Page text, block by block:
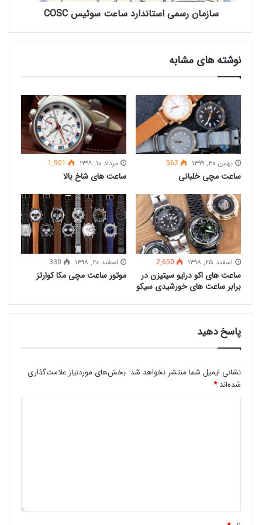
نکته اول: بر دست کردن صحیحساعت
مچی؟
ساعت مچی بسیار بزرگ بر دست نکنید. قاب های
ساعت مچی در سایزهای مختلفی تولید می شوند، قاب
ساعت های مچی مردانه به طور متوسط سایزی بین ۳۴
الی ۵۰ میلی متر دارند، این سایز برای ساعت های مچی
زنانه بین ۱۰ الی ۳۸ میلی متر می باشد. گرچه ممکن
است خانم ها دوست داشته باشند ساعت مچی با سایز
میلی متر بر دست نکنید.
نکته دوم:ساعت مچیرا باید بر کدام
مچی بروی مچ دست چپ پیشنهاد می گردد)، داشتن
سازمان رسمی استاندارد ساعت سوئیس COSC
نوشته های مشابه
بهمن ۳۰, ۱۳۹۹ 562
ساعت‌ مچی خلبانی
مرداد ۱۰, ۱۳۹۹ 1,901
ساعت های شاخ بالا
اسفند ۲۵, ۱۳۹۸ 2,650
ساعت های اکو درایو سیتیزن در
برابر ساعت های خورشیدی سیکو
اسفند ۲۰, ۱۳۹۸ 330
موتور ساعت مچی مکا کوارتز
پاسخ دهید
نشانی ایمیل شما منتشر نخواهد شد. بخش‌های موردنیاز علامت‌گذاری
شده‌اند*